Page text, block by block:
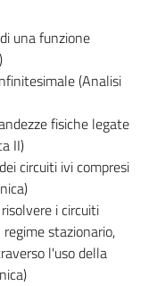
una funzione
(Analisi
fisiche legate
II)
circuiti ivi compresi
i circuiti
stazionario,
l'uso della